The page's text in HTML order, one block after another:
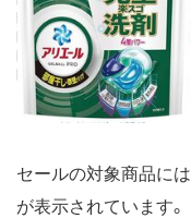
セールの対象商品には
が表示されています。